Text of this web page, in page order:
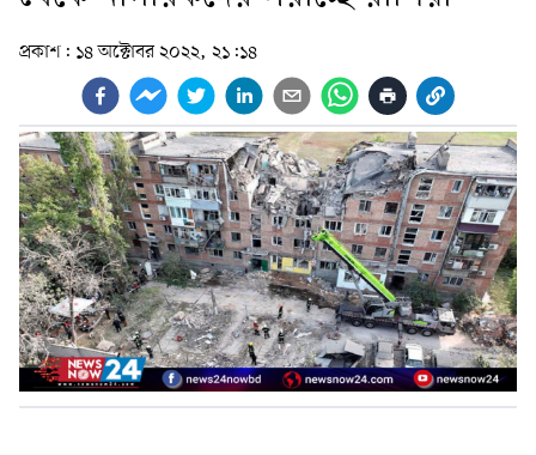
প্রকাশ: ১৪ অক্টোবর ২০২২, ২১:১৪